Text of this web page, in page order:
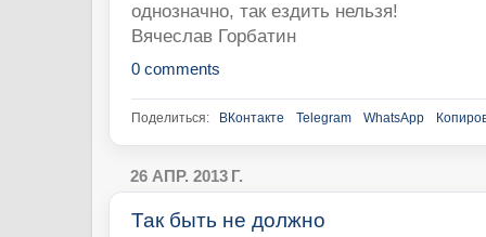
однозначно, так ездить нельзя!
Вячеслав Горбатин
0 comments
Поделиться: ВКонтакте Telegram WhatsApp
26 АПР. 2013 Г.
Так быть не должно